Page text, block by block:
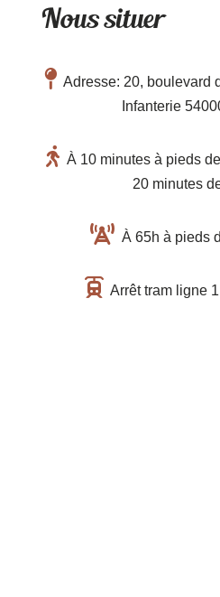
Nous situer
Adresse: 20, boulevard
Infanterie
À 10 minutes à pieds
20 minutes
À 65h à pieds
Arrêt tram ligne